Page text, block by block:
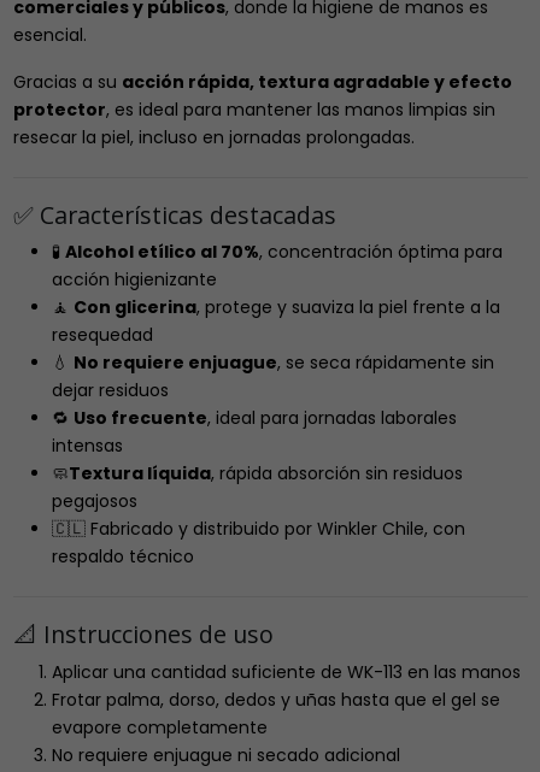
comerciales y públicos, donde la higiene de manos es
esencial.
Gracias a su acción rápida, textura agradable y efecto
protector, es ideal para mantener las manos limpias sin
resecar la piel, incluso en jornadas prolongadas.
✅ Características destacadas
🧪 Alcohol etílico al 70%, concentración óptima para
acción higienizante
🧘 Con glicerina, protege y suaviza la piel frente a la
resequedad
💧 No requiere enjuague, se seca rápidamente sin
dejar residuos
🔁 Uso frecuente, ideal para jornadas laborales
intensas
🧼Textura líquida, rápida absorción sin residuos
pegajosos
🇨🇱 Fabricado y distribuido por Winkler Chile, con
respaldo técnico
📐 Instrucciones de uso
Aplicar una cantidad suficiente de WK-113 en las manos
Frotar palma, dorso, dedos y uñas hasta que el gel se
evapore completamente
No requiere enjuague ni secado adicional